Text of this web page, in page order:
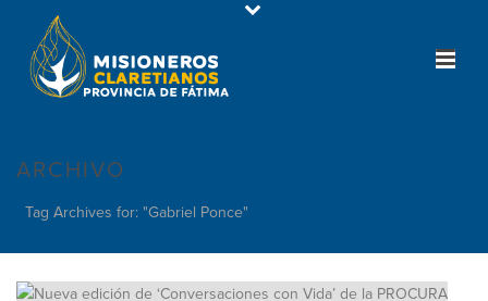
ARCHIVO
Tag Archives for: "Gabriel Ponce"